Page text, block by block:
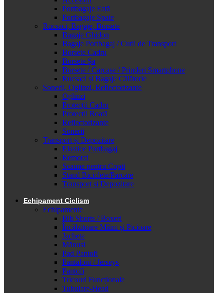
Portbagaje Față
Portbagaje Spate
Rucsaci, Bagaje, Borsete
Bagaje Ghidon
Bagaje Portbagaj / Cutii de Transport
Borsete Cadru
Borsete Șa
Borsete / Carcase / Prinderi Smartphone
Rucsaci și Bagaje Călătorie
Sonerii, Oglinzi, Reflectorizante
Oglinzi
Protecții Cadru
Protecții Roată
Reflectorizante
Sonerii
Transport și Depozitare
Elastice Portbagaj
Remorci
Scaune pentru Copii
Stand Biciclete/Parcare
Transport si Depozitare
Echipament Ciclism
Echipamente
Bib Shorts / Boxeri
Încălzitoare Mâini și Picioare
Jachete
Mănuși
Pad Pantofi
Pantaloni / Jerseys
Pantofi
Tricouri Funcționale
Tubulare-Head